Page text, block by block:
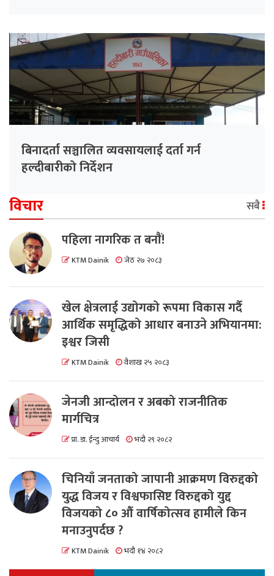
बिनादर्ता सञ्चालित व्यवसायलाई दर्ता गर्न
हल्दीबारीको निर्देशन
विचार सबै
पहिला नागरिक त बनाैं!
KTM Dainik जेठ २७ २०८३
खेल क्षेत्रलाई उद्योगको रूपमा विकास गर्दै
आर्थिक समृद्धिको आधार बनाउने अभियानमा:
इश्वर जिसी
KTM Dainik वैशाख २५ २०८३
जेनजी आन्दोलन र अबको राजनीतिक
मार्गचित्र
प्रा. डा. ईन्दु आचार्य भदौ २९ २०८२
चिनियाँ जनताको जापानी आक्रमण विरुद्दको
युद्ध विजय र विश्वफासिष्ट विरुद्दको युद्द
विजयको ८० औं वार्षिकोत्सव हामीले किन
मनाउनुपर्दछ ?
KTM Dainik भदौ १४ २०८२